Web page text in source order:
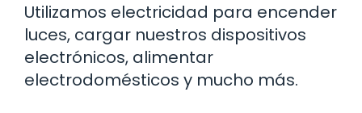
Utilizamos electricidad para encender
luces, cargar nuestros dispositivos
electrónicos, alimentar
electrodomésticos y mucho más.